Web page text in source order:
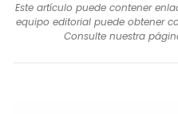
Este artículo puede contener
equipo editorial puede obtener
Consulte nuestra